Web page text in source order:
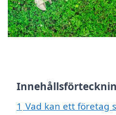
1 Vad kan ett företag